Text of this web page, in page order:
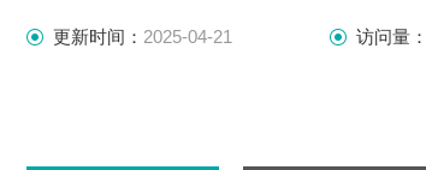
更新时间： 2025-04-21 访问量：